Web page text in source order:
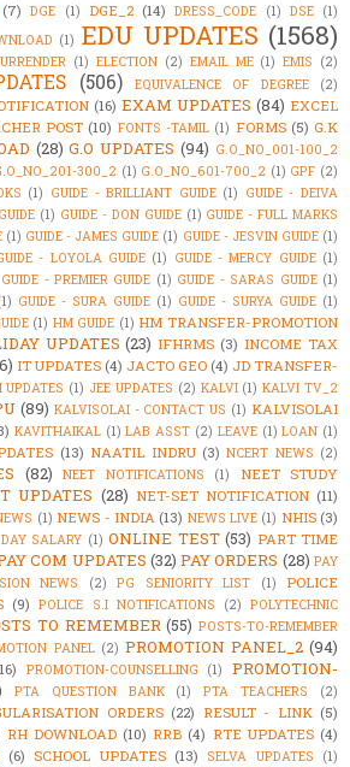
(7) DGE (1) DGE_2 (14) DRESS_CODE (1) DSE (1)
(1) EDU UPDATES (1568)
(1) ELECTION (2) EMAIL ME (1) EMIS (2)
(506) EQUIVALENCE OF DEGREE (2)
(16) EXAM UPDATES (84) EXCEL
POST (10) FONTS -TAMIL (1) FORMS (5) G.K
(28) G.O UPDATES (94) G.O_NO_001-100_2
300_2 (1) G.O_NO_601-700_2 (1) GPF (2)
(1) GUIDE - BRILLIANT GUIDE (1) GUIDE - DEIVA
(1) GUIDE - DON GUIDE (1) GUIDE - FULL MARKS
(1) GUIDE - JAMES GUIDE (1) GUIDE - JESVIN GUIDE (1)
- LOYOLA GUIDE (1) GUIDE - MERCY GUIDE (1)
GUIDE - PREMIER GUIDE (1) GUIDE - SARAS GUIDE (1)
GUIDE - SURA GUIDE (1) GUIDE - SURYA GUIDE (1)
(1) HM GUIDE (1) HM TRANSFER-PROMOTION
UPDATES (23) IFHRMS (3) INCOME TAX
IT UPDATES (4) JACTO GEO (4) JD TRANSFER-
UPDATES (1) JEE UPDATES (2) KALVI (1) KALVI TV_2
(89) KALVISOLAI - CONTACT US (1) KALVISOLAI
KAVITHAIKAL (1) LAB ASST (2) LEAVE (1) LOAN (1)
(13) NAATIL INDRU (3) NCERT NEWS (2)
(82) NEET NOTIFICATIONS (1)
NEET STUDY
UPDATES (28) NET-SET NOTIFICATION (11)
(1) NEWS - INDIA (13) NEWS LIVE (1) NHIS (3)
SALARY (1) ONLINE TEST (53) PART TIME
COM UPDATES (32) PAY ORDERS (28) PAY
NEWS (2) PG SENIORITY LIST (1)
POLICE
(9) POLICE S.I NOTIFICATIONS (2) POLYTECHNIC
TO REMEMBER (55) POSTS-TO-REMEMBER
PANEL (2) PROMOTION PANEL_2 (94)
PROMOTION-COUNSELLING (1)
PROMOTION-
PTA QUESTION BANK (1) PTA TEACHERS
(2)
ORDERS (22) RESULT - LINK (5)
RH DOWNLOAD (10) RRB (4) RTE UPDATES (4)
(6) SCHOOL UPDATES (13) SELVA UPDATES
(1)